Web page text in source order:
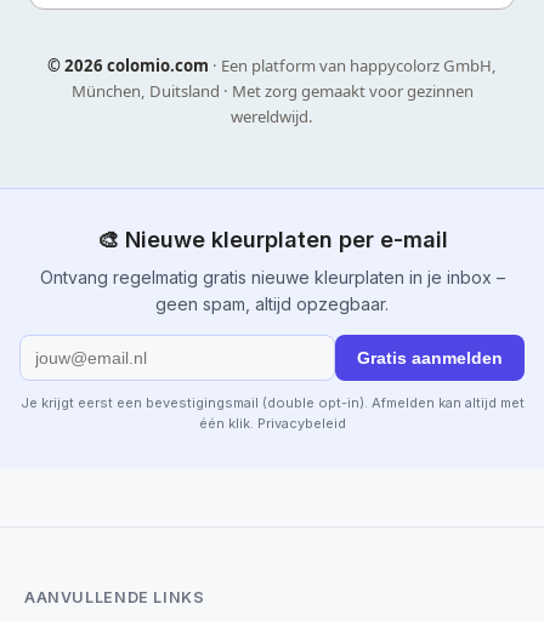
©2026 colomio.com · Een platform van happycolorz GmbH,
München, Duitsland · Met zorg gemaakt voor gezinnen
wereldwijd.
🎨 Nieuwe kleurplaten per e-mail
Ontvang regelmatig gratis nieuwe kleurplaten in je inbox –
geen spam, altijd opzegbaar.
Gratis aanmelden
Je krijgt eerst een bevestigingsmail (double opt-in). Afmelden kan altijd met
één klik. Privacybeleid
AANVULLENDE LINKS